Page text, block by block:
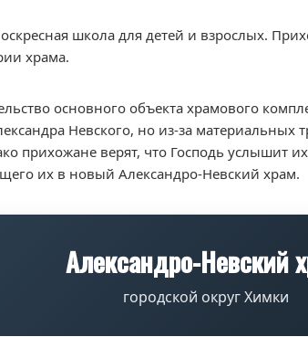
школа для детей и взрослых.
храма.
основного объекта храмового
Невского, но из-за материальных
прихожане верят, что Господь услышит
их в новый Александро-Невский храм.
Александро-Невский
городской округ Химки